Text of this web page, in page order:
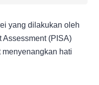
yang dilakukan oleh
Assessment (PISA)
hati